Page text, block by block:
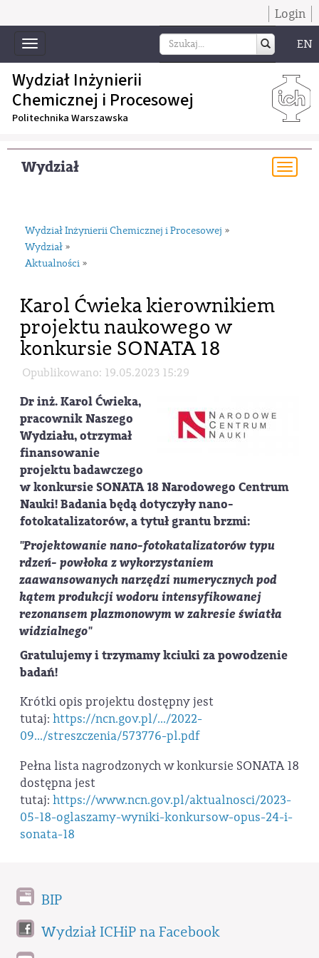
Login
Toggle
navigation
EN
Wydział Inżynierii
Chemicznej i Procesowej
Politechnika Warszawska
Wydział
Wydział Inżynierii Chemicznej i Procesowej »
Wydział »
Aktualności »
Karol Ćwieka kierownikiem
projektu naukowego w
konkursie SONATA 18
Opublikowano: 19.05.2023 15:29
Dr inż. Karol Ćwieka,
pracownik Naszego
Wydziału, otrzymał
finansowanie
projektu badawczego
w konkursie SONATA 18 Narodowego Centrum
Nauki! Badania będą dotyczyły nano-
fotokatalizatorów, a tytuł grantu brzmi:
"Projektowanie nano-fotokatalizatorów typu
rdzeń- powłoka z wykorzystaniem
zaawansowanych narzędzi numerycznych pod
kątem produkcji wodoru intensyfikowanej
rezonansem plazmonowym w zakresie światła
widzialnego"
Gratulujemy i trzymamy kciuki za powodzenie
badań!
Krótki opis projektu dostępny jest
tutaj: https://ncn.gov.pl/.../2022-
09.../streszczenia/573776-pl.pdf
Pełna lista nagrodzonych w konkursie SONATA 18
dostępna jest
tutaj: https://www.ncn.gov.pl/aktualnosci/2023-
05-18-oglaszamy-wyniki-konkursow-opus-24-i-
sonata-18
BIP
Wydział ICHiP na Facebook